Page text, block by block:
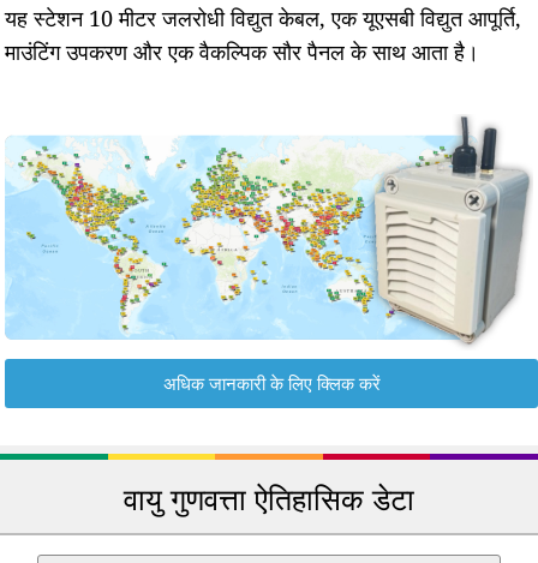
यह स्टेशन 10 मीटर जलरोधी विद्युत केबल, एक यूएसबी विद्युत आपूर्ति,
माउंटिंग उपकरण और एक वैकल्पिक सौर पैनल के साथ आता है।
अधिक जानकारी के लिए क्लिक करें
वायु गुणवत्ता ऐतिहासिक डेटा